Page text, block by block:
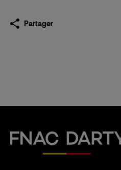
Partager
Fnac Darty